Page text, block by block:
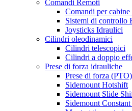
Comandi Remoti
Comandi per
Sistemi di controllo
Joysticks Idraulici
Cilindri oleodinamici
Cilindri telescopici
Cilindri a doppio
Prese di forza idrauliche
Prese di forza (PTO)
Sidemount Hotshift
Sidemount Slide
Sidemount